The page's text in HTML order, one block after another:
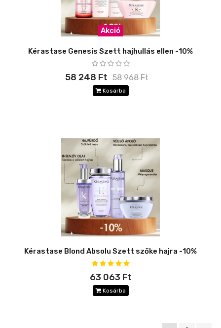
Akció
Kérastase Genesis Szett hajhullás ellen -10%
58 248 Ft 58 968 Ft
Kosárba
Kérastase Blond Absolu Szett szőke hajra -10%
63 063 Ft
Kosárba